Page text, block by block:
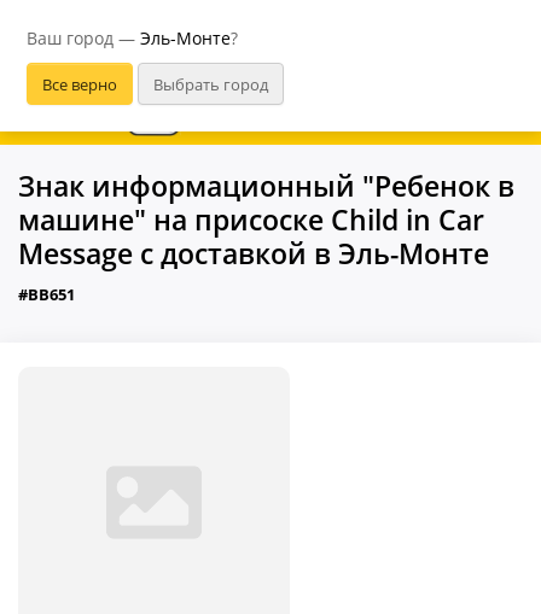
Ваш город — Эль-Монте?
В приложении удобнее
Знак информационный "Ребенок в
машине" на присоске Child in Car
Message с доставкой в Эль-Монте
#BB651